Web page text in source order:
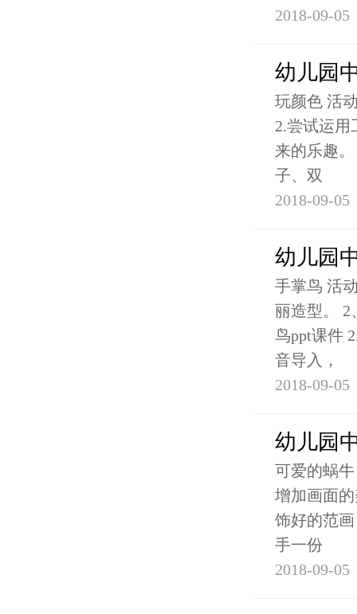
2018-09-05
幼儿园
玩颜色 活
2.尝试运用
来的乐趣
子、双
2018-09-05
幼儿园
手掌鸟 活
丽造型。 2
鸟ppt课件
音导入，
2018-09-05
幼儿园
可爱的蜗
增加画面
饰好的范
手一份
2018-09-05